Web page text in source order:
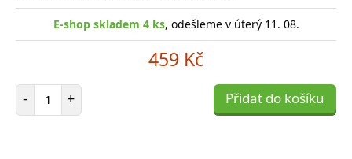
E-shop skladem 4 ks, odešleme v úterý 11. 08.
459 Kč
- Počet položek
+ Přidat do košíku